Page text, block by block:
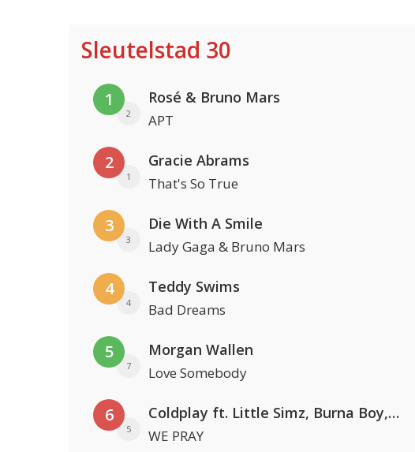
Sleutelstad 30
1
2
Rosé & Bruno Mars
APT
2
1
Gracie Abrams
That's So True
3
3
Die With A Smile
Lady Gaga & Bruno Mars
4
4
Teddy Swims
Bad Dreams
5
7
Morgan Wallen
Love Somebody
6
5
Coldplay ft. Little Simz, Burna Boy, Elyanna & Tini
WE PRAY